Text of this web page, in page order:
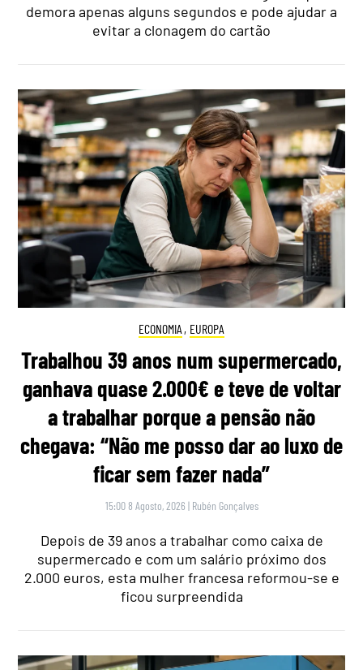
demora apenas alguns segundos e pode ajudar a
evitar a clonagem do cartão
ECONOMIA , EUROPA
Trabalhou 39 anos num supermercado,
ganhava quase 2.000€ e teve de voltar
a trabalhar porque a pensão não
chegava: “Não me posso dar ao luxo de
ficar sem fazer nada”
15:00 8 Agosto, 2026 | Rubén Gonçalves
Depois de 39 anos a trabalhar como caixa de
supermercado e com um salário próximo dos
2.000 euros, esta mulher francesa reformou-se e
ficou surpreendida